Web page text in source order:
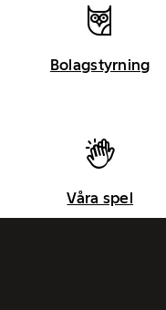
Bolagstyrning
Våra spel